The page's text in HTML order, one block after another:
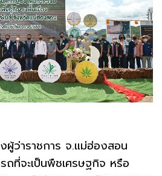
ว่าราชการ จ.แม่ฮ่องสอน
ที่จะเป็นพืชเศรษฐกิจ หรือ